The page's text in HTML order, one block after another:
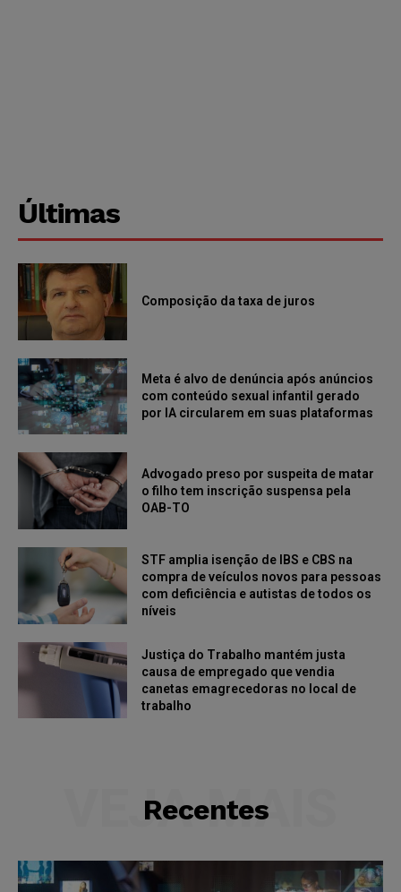
Últimas
Composição da taxa de juros
Meta é alvo de denúncia após anúncios
com conteúdo sexual infantil gerado
por IA circularem em suas plataformas
Advogado preso por suspeita de matar
o filho tem inscrição suspensa pela
OAB-TO
STF amplia isenção de IBS e CBS na
compra de veículos novos para pessoas
com deficiência e autistas de todos os
níveis
Justiça do Trabalho mantém justa
causa de empregado que vendia
canetas emagrecedoras no local de
trabalho
Recentes
VEJA MAIS